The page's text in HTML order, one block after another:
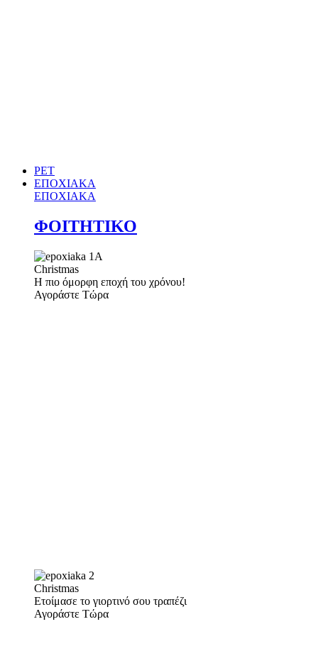
PET
ΕΠΟΧΙΑΚΑ
ΕΠΟΧΙΑΚΑ
ΦΟΙΤΗΤΙΚΟ
Christmas
Η πιο όμορφη εποχή του χρόνου!
Αγοράστε Τώρα
Christmas
Ετοίμασε το γιορτινό σου τραπέζι
Αγοράστε Τώρα